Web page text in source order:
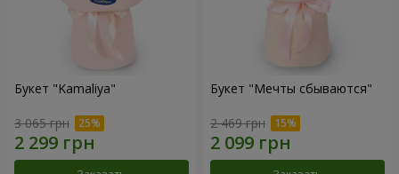
Букет "Kamaliya"
3 065 грн
Букет "Мечты сбываются"
2 469 грн